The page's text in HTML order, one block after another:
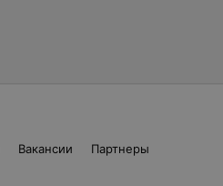
Вакансии
Партнеры